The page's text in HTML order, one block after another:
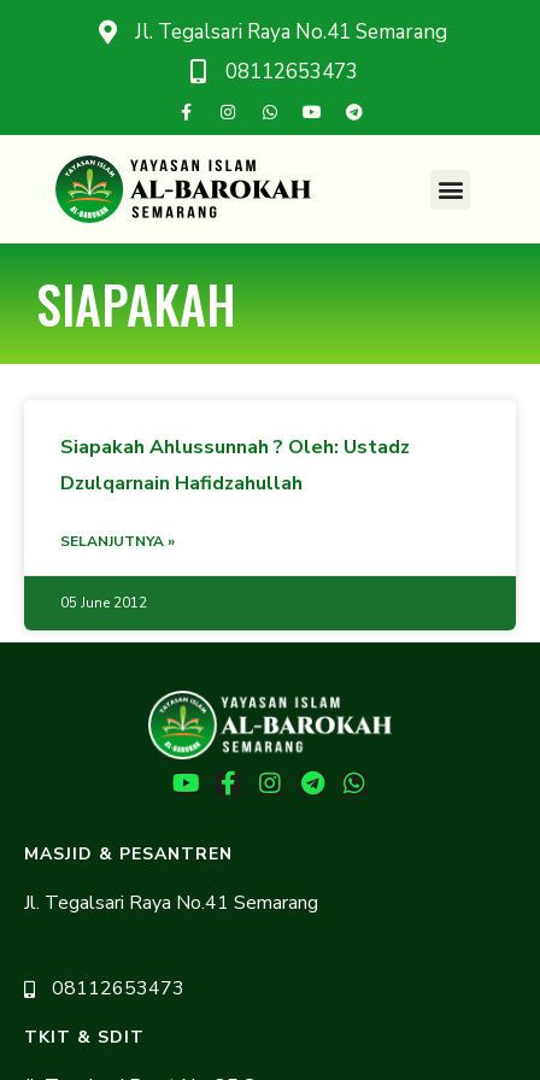
Jl. Tegalsari Raya No.41 Semarang
08112653473
SIAPAKAH
Siapakah Ahlussunnah ? Oleh: Ustadz
Dzulqarnain Hafidzahullah
SELANJUTNYA »
05 June 2012
MASJID & PESANTREN
Jl. Tegalsari Raya No.41 Semarang
08112653473
TKIT & SDIT